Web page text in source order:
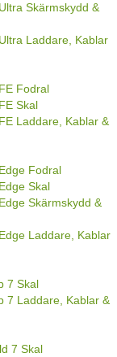
Skärmskydd &
Laddare, Kablar
Fodral
Skal
Laddare, Kablar &
Fodral
Skal
Skärmskydd &
Laddare, Kablar
7 Skal
7 Laddare, Kablar &
7 Skal